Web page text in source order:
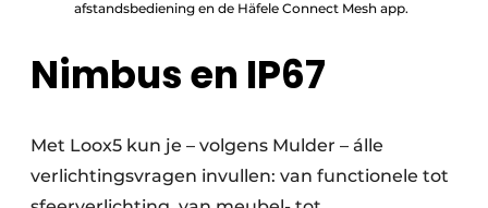
afstandsbediening en de Häfele Connect Mesh app.
Nimbus en IP67
Met Loox5 kun je – volgens Mulder – álle
verlichtingsvragen invullen: van functionele tot